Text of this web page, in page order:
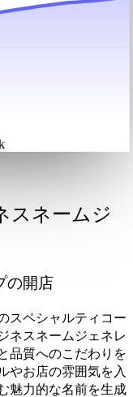
スネームジ
の開店
スペシャルティコー
ネスネームジェネレ
品質へのこだわりを
やお店の雰囲気を入
魅力的な名前を生成